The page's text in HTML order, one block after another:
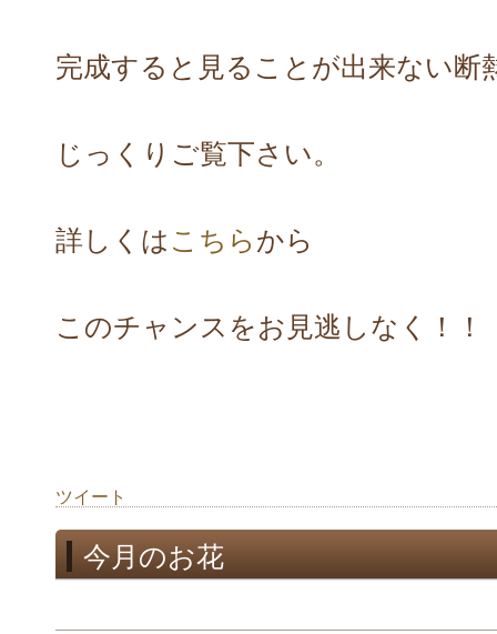
完成すると見ることが出来ない断
じっくりご覧下さい。
詳しくは こちら から
このチャンスをお見逃しなく！！
ツイート
今月のお花